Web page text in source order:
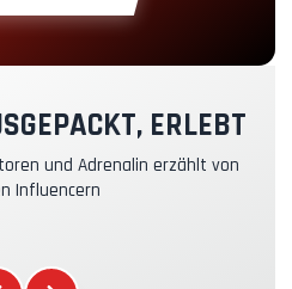
+39.00€
ERLEBT
und Adrenalin erzählt von
Influencern